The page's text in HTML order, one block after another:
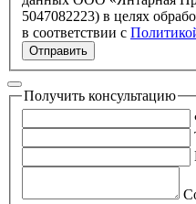
5047082223) в целях обработки запроса и обратной связи,
в соответствии с
Отправить
Получить консультацию